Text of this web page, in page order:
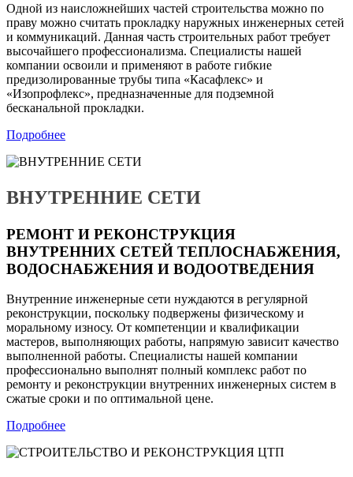
Одной из наисложнейших частей строительства можно по
праву можно считать прокладку наружных инженерных сетей
и коммуникаций. Данная часть строительных работ требует
высочайшего профессионализма. Специалисты нашей
компании освоили и применяют в работе гибкие
предизолированные трубы типа «Касафлекс» и
«Изопрофлекс», предназначенные для подземной
бесканальной прокладки.
Подробнее
ВНУТРЕННИЕ СЕТИ
РЕМОНТ И РЕКОНСТРУКЦИЯ
ВНУТРЕННИХ СЕТЕЙ ТЕПЛОСНАБЖЕНИЯ,
ВОДОСНАБЖЕНИЯ И ВОДООТВЕДЕНИЯ
Внутренние инженерные сети нуждаются в регулярной
реконструкции, поскольку подвержены физическому и
моральному износу. От компетенции и квалификации
мастеров, выполняющих работы, напрямую зависит качество
выполненной работы. Специалисты нашей компании
профессионально выполнят полный комплекс работ по
ремонту и реконструкции внутренних инженерных систем в
сжатые сроки и по оптимальной цене.
Подробнее